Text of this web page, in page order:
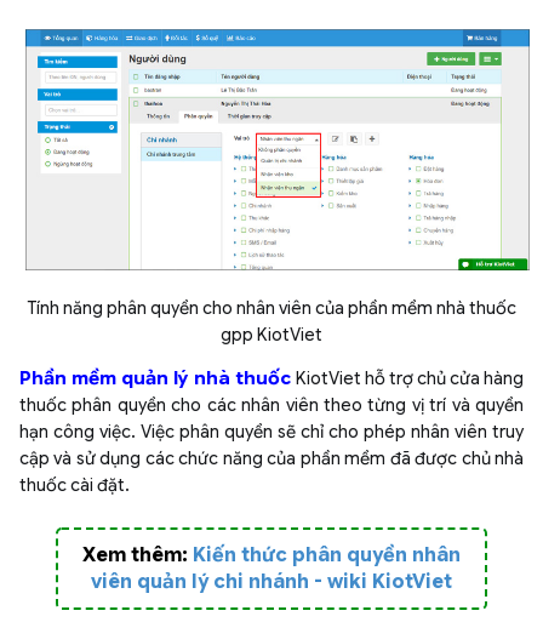
Tính năng phân quyền cho nhân viên của phần mềm nhà thuốc
gpp KiotViet
Phần mềm quản lý nhà thuốc KiotViet hỗ trợ chủ cửa hàng
thuốc phân quyền cho các nhân viên theo từng vị trí và quyền
hạn công việc. Việc phân quyền sẽ chỉ cho phép nhân viên truy
cập và sử dụng các chức năng của phần mềm đã được chủ nhà
thuốc cài đặt.
Xem thêm: Kiến thức phân quyền nhân
viên quản lý chi nhánh - wiki KiotViet